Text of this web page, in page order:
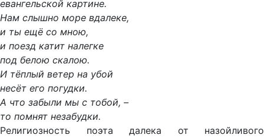
евангельской картине.
Нам слышно море вдалеке,
и ты ещё со мною,
и поезд катит налегке
под белою скалою.
И тёплый ветер на убой
несёт его погудки.
А что забыли мы с тобой, –
то помнят незабудки.
Религиозность поэта далека от назойливого